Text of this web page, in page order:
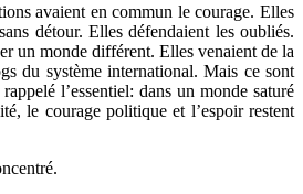
avaient en commun le courage. Elles
détour. Elles défendaient les oubliés.
un monde différent. Elles venaient de la
du système international. Mais ce sont
l’essentiel: dans un monde saturé
le courage politique et l’espoir restent